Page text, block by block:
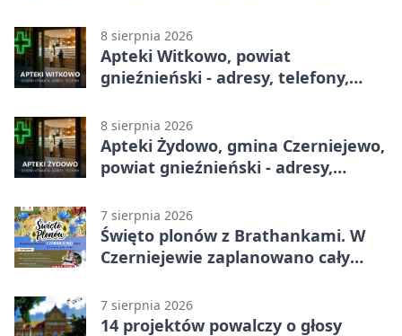
8 sierpnia 2026
Apteki Witkowo, powiat
gnieźnieński - adresy, telefony,
8 sierpnia 2026
Apteki Żydowo, gmina Czerniejewo,
powiat gnieźnieński - adresy,
7 sierpnia 2026
Święto plonów z Brathankami. W
Czerniejewie zaplanowano cały
7 sierpnia 2026
14 projektów powalczy o głosy